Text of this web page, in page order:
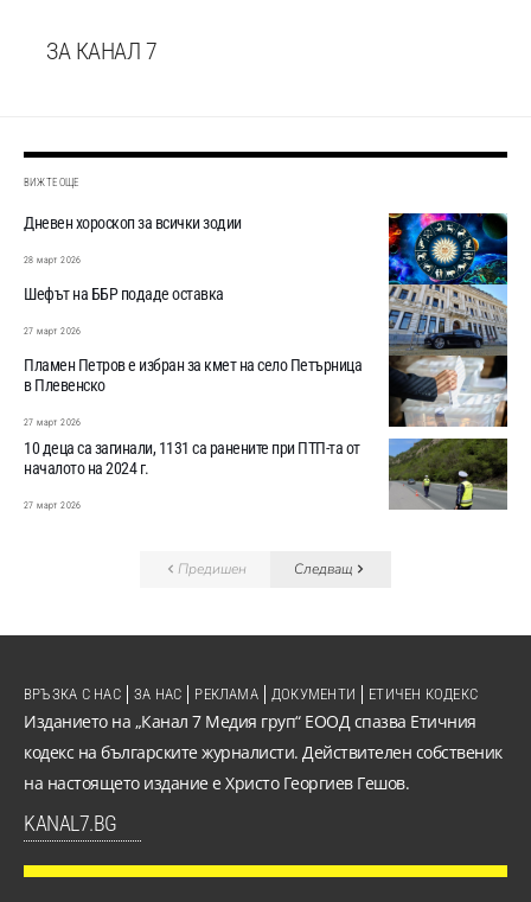
ЗА КАНАЛ 7
ВИЖТЕ ОЩЕ
Дневен хороскоп за всички зодии
28 март 2026
Шефът на ББР подаде оставка
27 март 2026
Пламен Петров е избран за кмет на село Петърница
в Плевенско
27 март 2026
10 деца са загинали, 1131 са ранените при ПТП-та от
началото на 2024 г.
27 март 2026
Предишен Следващ
Изданието на „Канал 7 Медия груп“ ЕООД спазва Етичния
кодекс на българските журналисти. Действителен собственик
на настоящето издание е Христо Георгиев Гешов.
KANAL7.BG
ВРЪЗКА С НАС ЗА НАС РЕКЛАМА ДОКУМЕНТИ ЕТИЧЕН КОДЕКС